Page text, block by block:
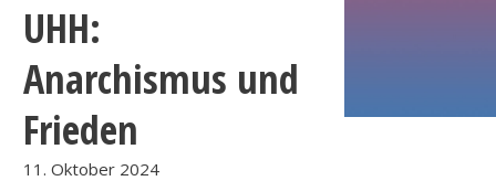
UHH:
Anarchismus und
Frieden
11. Oktober 2024